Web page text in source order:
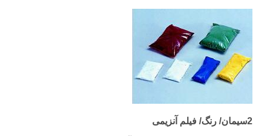
2سیمان/ رنگ/ فیلم آنزیمی